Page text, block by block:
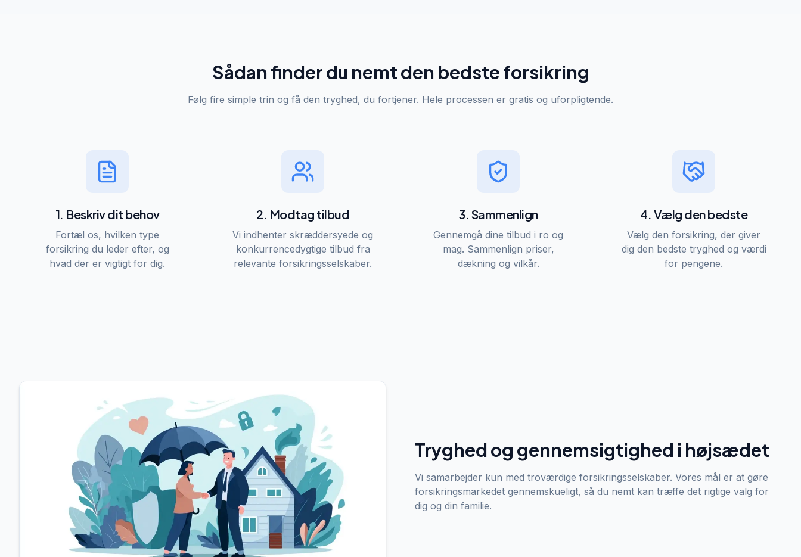
Sådan finder du nemt den bedste forsikring
Følg fire simple trin og få den tryghed, du fortjener. Hele processen er gratis og uforpligtende.
1. Beskriv dit behov
Fortæl os, hvilken type
forsikring du leder efter, og
hvad der er vigtigt for dig.
2. Modtag tilbud
Vi indhenter skræddersyede og
konkurrencedygtige tilbud fra
relevante forsikringsselskaber.
3. Sammenlign
Gennemgå dine tilbud i ro og
mag. Sammenlign priser,
dækning og vilkår.
4. Vælg den bedste
Vælg den forsikring, der giver
dig den bedste tryghed og værdi
for pengene.
Tryghed og gennemsigtighed i højsædet
Vi samarbejder kun med troværdige forsikringsselskaber. Vores mål er at gøre
forsikringsmarkedet gennemskueligt, så du nemt kan træffe det rigtige valg for
dig og din familie.